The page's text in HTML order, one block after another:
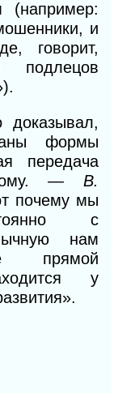
(например:
и
говорит,
подлецов
доказывал,
формы
передача
— В.
почему мы
с
нам
прямой
у